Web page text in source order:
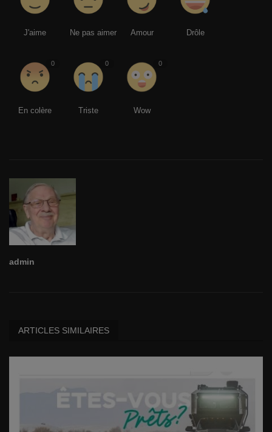
J'aime Ne pas aimer Amour Drôle
0
En colère
0
Triste
0
Wow
admin
ARTICLES SIMILAIRES